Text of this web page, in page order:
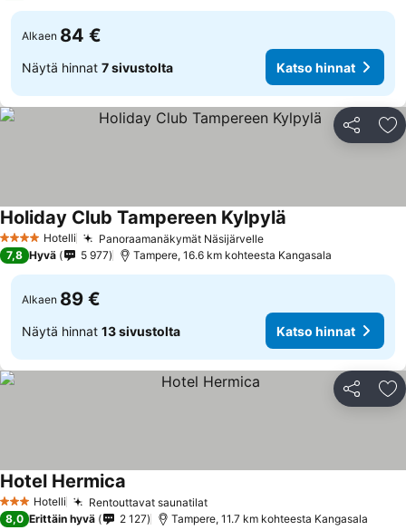
Alkaen 84 €
Näytä hinnat 7 sivustolta Katso hinnat
Jaa
4 Tähtiluokitus
Hotelli Panoraamanäkymät NäsijärvelleKatso hinnat
Holiday Club Tampereen Kylpylä
7,8 Hyvä 5 977 Tampere, 16.6 km kohteesta Kangasala
Alkaen 89 €
Näytä hinnat 13 sivustolta Katso hinnat
Jaa
3 Tähtiluokitus
Hotelli Rentouttavat saunatilatKatso hinnat
Hotel Hermica
8,0 Erittäin hyvä 2 127 Tampere, 11.7 km kohteesta Kangasala